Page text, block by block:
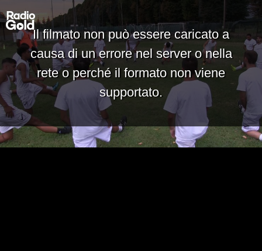
Il filmato non può essere caricato a
causa di un errore nel server o nella
rete o perché il formato non viene
supportato.